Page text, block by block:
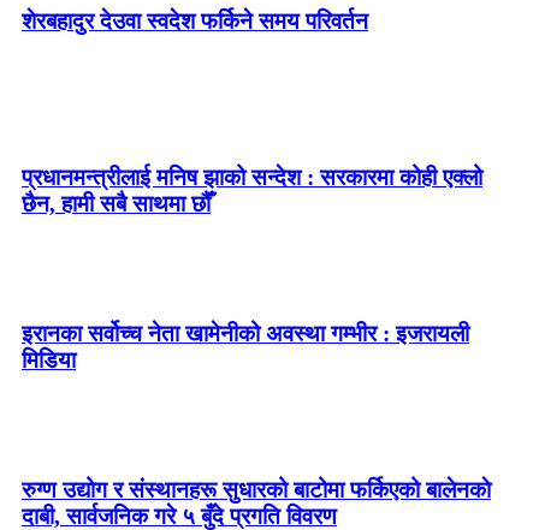
शेरबहादुर देउवा स्वदेश फर्किने समय परिवर्तन
प्रधानमन्त्रीलाई मनिष झाको सन्देश : सरकारमा कोही एक्लो
छैन, हामी सबै साथमा छौँ
इरानका सर्वोच्च नेता खामेनीको अवस्था गम्भीर : इजरायली
मिडिया
रुग्ण उद्योग र संस्थानहरू सुधारको बाटोमा फर्किएको बालेनकाे
दाबी, सार्वजनिक गरे ५ बुँदे प्रगति विवरण